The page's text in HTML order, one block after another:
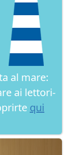
al mare:
ai lettori-
qui